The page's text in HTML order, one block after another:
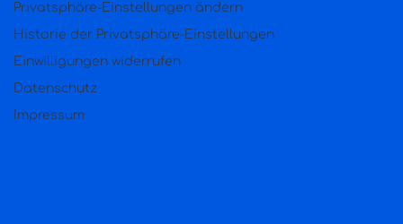
Privatsphäre-Einstellungen ändern
Historie der Privatsphäre-Einstellungen
Einwilligungen widerrufen
Datenschutz
Impressum